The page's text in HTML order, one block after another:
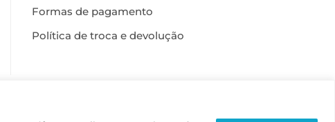
Formas de pagamento
Política de troca e devolução